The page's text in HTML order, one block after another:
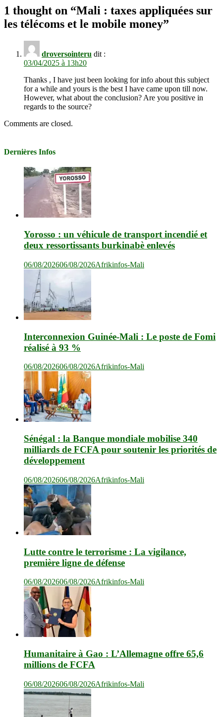
1 thought on “Mali : taxes appliquées sur
les télécoms et le mobile money”
droversointeru dit :
03/04/2025 à 13h20
Thanks , I have just been looking for info about this subject
for a while and yours is the best I have came upon till now.
However, what about the conclusion? Are you positive in
regards to the source?
Comments are closed.
Dernières Infos
Yorosso : un véhicule de transport incendié et
deux ressortissants burkinabè enlevés
06/08/202606/08/2026Afrikinfos-Mali
Interconnexion Guinée-Mali : Le poste de Fomi
réalisé à 93 %
06/08/202606/08/2026Afrikinfos-Mali
Sénégal : la Banque mondiale mobilise 340
milliards de FCFA pour soutenir les priorités de
développement
06/08/202606/08/2026Afrikinfos-Mali
Lutte contre le terrorisme : La vigilance,
première ligne de défense
06/08/202606/08/2026Afrikinfos-Mali
Humanitaire à Gao : L’Allemagne offre 65,6
millions de FCFA
06/08/202606/08/2026Afrikinfos-Mali